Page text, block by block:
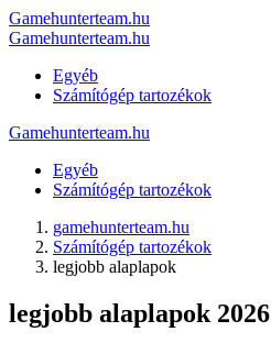
Gamehunterteam.hu
Gamehunterteam.hu
Egyéb
Számítógép tartozékok
Gamehunterteam.hu
Egyéb
Számítógép tartozékok
gamehunterteam.hu
Számítógép tartozékok
legjobb alaplapok
legjobb alaplapok 2026